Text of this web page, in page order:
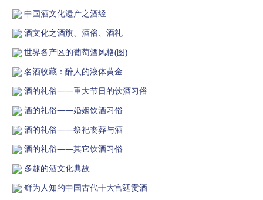
中国酒文化遗产之酒经
酒文化之酒旗、酒俗、酒礼
世界各产区的葡萄酒风格(图)
名酒收藏：醉人的液体黄金
酒的礼俗——重大节日的饮酒习俗
酒的礼俗——婚姻饮酒习俗
酒的礼俗——祭祀丧葬与酒
酒的礼俗——其它饮酒习俗
多趣的酒文化典故
鲜为人知的中国古代十大宫廷贡酒